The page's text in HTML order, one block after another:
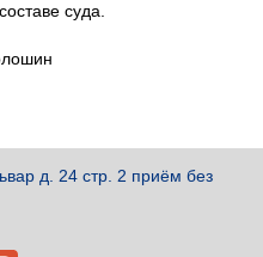
суда.
д. 24 стр. 2 приём без